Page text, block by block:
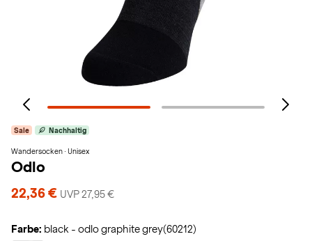
Sale Nachhaltig
Wandersocken · Unisex
Odlo
22,36 € UVP 27,95 €
Farbe: black - odlo graphite grey(60212)